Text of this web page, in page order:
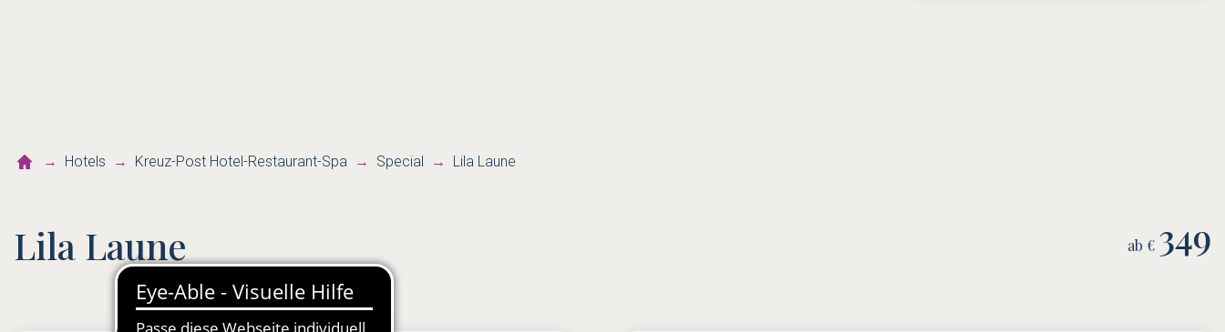
Hotels Kreuz-Post Hotel-Restaurant-Spa Special Lila Laune
Lila Laune ab € 349